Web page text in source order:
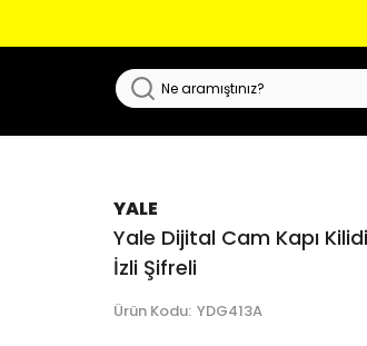
YALE
Yale Dijital Cam Kapı
İzli Şifreli
Ürün Kodu: YDG413A